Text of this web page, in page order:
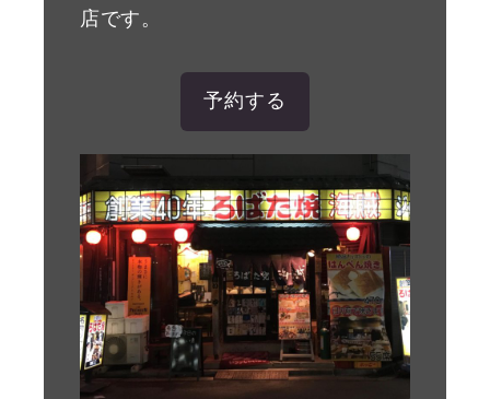
店です。
予約する